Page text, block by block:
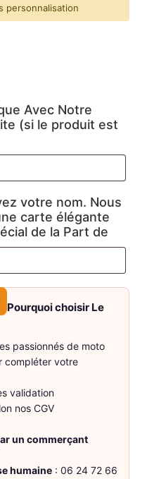
personnalisation
Avec Notre
(si le produit est
votre nom. Nous
carte élégante
de la Part de
Pourquoi choisir Le
passionnés de moto
compléter votre
validation
nos CGV
un commerçant
humaine : 06 24 72 66